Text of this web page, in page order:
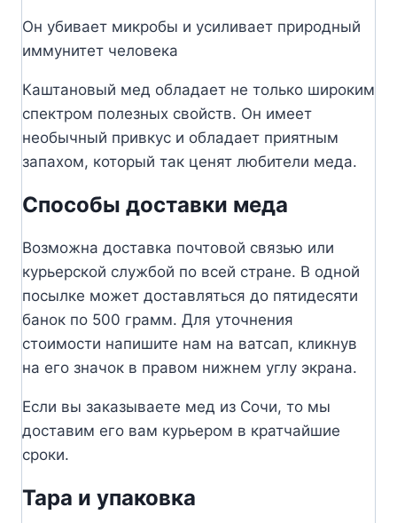
Он убивает микробы и усиливает природный
иммунитет человека
Каштановый мед обладает не только широким
спектром полезных свойств. Он имеет
необычный привкус и обладает приятным
запахом, который так ценят любители меда.
Способы доставки меда
Возможна доставка почтовой связью или
курьерской службой по всей стране. В одной
посылке может доставляться до пятидесяти
банок по 500 грамм. Для уточнения
стоимости напишите нам на ватсап, кликнув
на его значок в правом нижнем углу экрана.
Если вы заказываете мед из Сочи, то мы
доставим его вам курьером в кратчайшие
сроки.
Тара и упаковка